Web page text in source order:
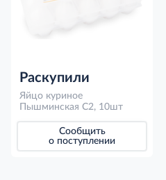
Раскупили
Яйцо куриное
Пышминская С2, 10шт
Сообщить
о поступлении